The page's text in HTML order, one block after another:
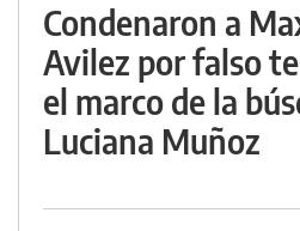
Condenaron a
Avilez por falso
el marco de la
Luciana Muñoz